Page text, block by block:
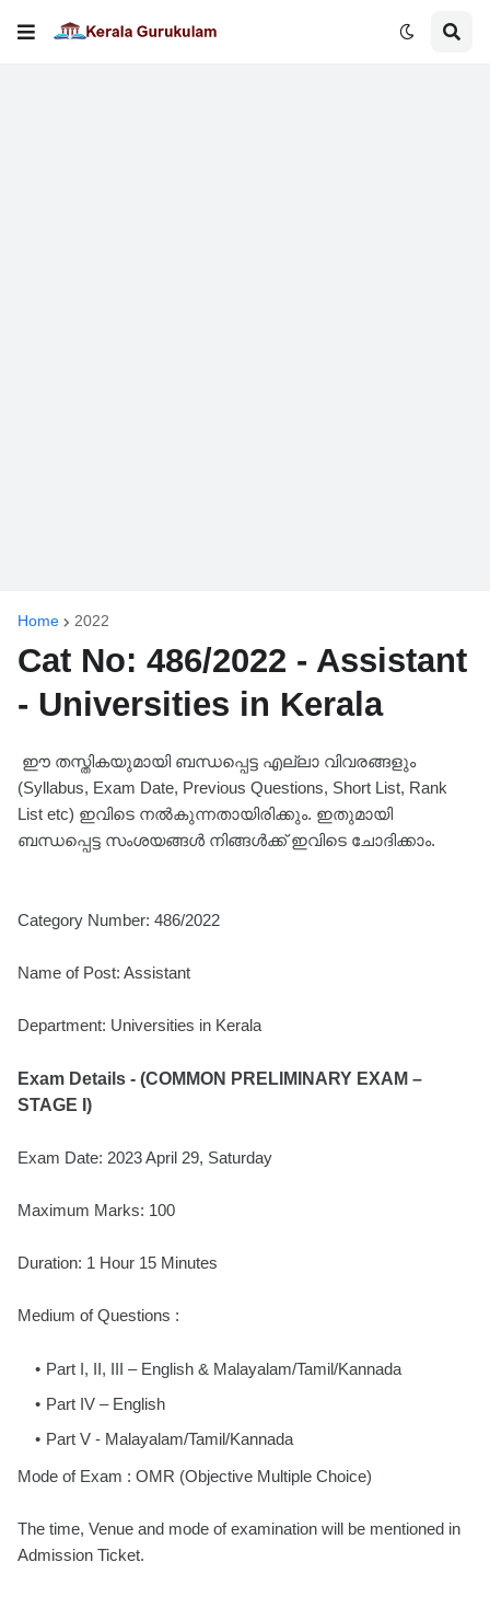
Home 2022
Cat No: 486/2022 - Assistant
- Universities in Kerala
ഈ തസ്തികയുമായി ബന്ധപ്പെട്ട എല്ലാ വിവരങ്ങളും
(Syllabus, Exam Date, Previous Questions, Short List, Rank
List etc) ഇവിടെ നൽകുന്നതായിരിക്കും. ഇതുമായി
ബന്ധപ്പെട്ട സംശയങ്ങൾ നിങ്ങൾക്ക് ഇവിടെ ചോദിക്കാം.
Category Number: 486/2022
Name of Post: Assistant
Department: Universities in Kerala
Exam Details - (COMMON PRELIMINARY EXAM –
STAGE I)
Exam Date: 2023 April 29, Saturday
Maximum Marks: 100
Duration: 1 Hour 15 Minutes
Medium of Questions :
Part I, II, III – English & Malayalam/Tamil/Kannada
Part IV – English
Part V - Malayalam/Tamil/Kannada
Mode of Exam : OMR (Objective Multiple Choice)
The time, Venue and mode of examination will be mentioned in
Admission Ticket.